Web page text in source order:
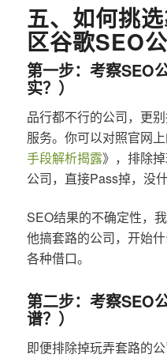
五、如何挑
区谷歌SEO
第一步：考察SEO
实？）
品行都不行的公司，更
服务。你可以对照官网
手段解析揭露》，排除
公司，直接Pass掉，没
SEO结果的不确定性，
他搞套路的公司，开始
各种借口。
第二步：考察SEO
谱？）
即便排除掉玩弄套路的